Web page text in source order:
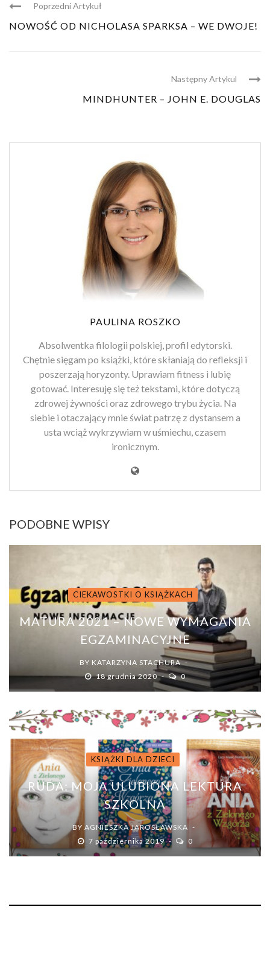
Poprzedni Artykuł
NOWOŚĆ OD NICHOLASA SPARKSA – WE DWOJE!
Następny Artykul
MINDHUNTER – JOHN E. DOUGLAS
PAULINA ROSZKO
Absolwentka filologii polskiej, profil edytorski.
Chętnie sięgam po książki, które skłaniają do refleksji i
poszerzają horyzonty. Uprawiam fitness i lubię
gotować. Interesuję się też tekstami, które dotyczą
zdrowej żywności oraz zdrowego trybu życia. Na
siebie i otaczający mnie świat patrzę z dystansem a
usta wciąż wykrzywiam w uśmiechu, czasem
ironicznym.
PODOBNE WPISY
CIEKAWOSTKI O KSIĄŻKACH
MATURA 2021 – NOWE WYMAGANIA
EGZAMINACYJNE
BY KATARZYNA STACHURA
18 grudnia 2020
0
KSIĄŻKI DLA DZIECI
RUDA: MOJA ULUBIONA LEKTURA
SZKOLNA
BY AGNIESZKA JAROSŁAWSKA
7 października 2019
0